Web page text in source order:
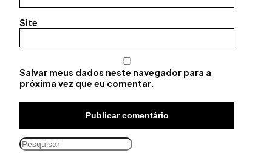
Site
Salvar meus dados neste navegador para a
próxima vez que eu comentar.
Pesquisar